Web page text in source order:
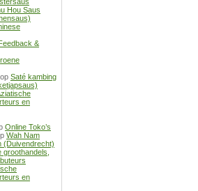
Hou Saus
&
op Saté kambing
en
Online Toko’s
Wah Nam
(Duivendrecht)
groothandels,
en